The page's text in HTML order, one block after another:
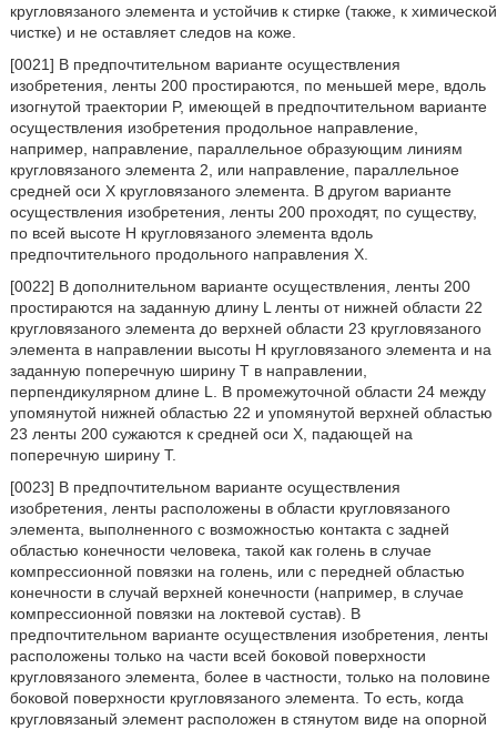
кругловязаного элемента и устойчив к стирке (также, к химической
чистке) и не оставляет следов на коже.
[0021] В предпочтительном варианте осуществления
изобретения, ленты 200 простираются, по меньшей мере, вдоль
изогнутой траектории P, имеющей в предпочтительном варианте
осуществления изобретения продольное направление,
например, направление, параллельное образующим линиям
кругловязаного элемента 2, или направление, параллельное
средней оси X кругловязаного элемента. В другом варианте
осуществления изобретения, ленты 200 проходят, по существу,
по всей высоте Н кругловязаного элемента вдоль
предпочтительного продольного направления Х.
[0022] В дополнительном варианте осуществления, ленты 200
простираются на заданную длину L ленты от нижней области 22
кругловязаного элемента до верхней области 23 кругловязаного
элемента в направлении высоты H кругловязаного элемента и на
заданную поперечную ширину T в направлении,
перпендикулярном длине L. В промежуточной области 24 между
упомянутой нижней областью 22 и упомянутой верхней областью
23 ленты 200 сужаются к средней оси X, падающей на
поперечную ширину T.
[0023] В предпочтительном варианте осуществления
изобретения, ленты расположены в области кругловязаного
элемента, выполненного с возможностью контакта с задней
областью конечности человека, такой как голень в случае
компрессионной повязки на голень, или с передней областью
конечности в случай верхней конечности (например, в случае
компрессионной повязки на локтевой сустав). В
предпочтительном варианте осуществления изобретения, ленты
расположены только на части всей боковой поверхности
кругловязаного элемента, более в частности, только на половине
боковой поверхности кругловязаного элемента. То есть, когда
кругловязаный элемент расположен в стянутом виде на опорной